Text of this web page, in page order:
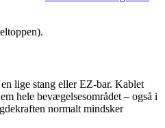
lige stang eller EZ-bar. Kablet
hele bevægelsesområdet – også i
normalt mindsker